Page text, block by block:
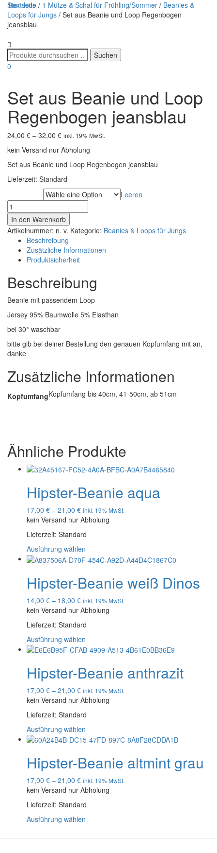
ittex_kids
0
Startseite / 1 Mütze & Schal für Frühling/Sommer / Beanies &
Loops für Jungs / Set aus Beanie und Loop Regenbogen
jeansblau
Set aus Beanie und Loop
Regenbogen jeansblau
24,00 € – 32,00 € inkl. 19% MwSt.
kein Versand nur Abholung
Set aus Beanie und Loop Regenbogen jeansblau
Lieferzeit: Standard
Leeren
Set
aus
Beanie
und
Loop
Regenbogen
jeansblau
In den Warenkorb
Artikelnummer: n. v. Kategorie: Beanies & Loops für Jungs
Beschreibung
Zusätzliche Informationen
Produktsicherheit
Beschreibung
Beanie mit passendem Loop
Jersey 95% Baumwolle 5% Elasthan
bei 30° waschbar
bitte gib bei deiner Bestellung den genauen Kopfumfang mit an,
danke
Zusätzliche Informationen
KopfumfangKopfumfang bis 40cm, 41-50cm, ab 51cm
Ähnliche Produkte
Hipster-Beanie aqua
17,00 € – 21,00 € inkl. 19% MwSt.
kein Versand nur Abholung
Lieferzeit: Standard
Ausführung wählen
Hipster-Beanie weiß Dinos
14,00 € – 18,00 € inkl. 19% MwSt.
kein Versand nur Abholung
Lieferzeit: Standard
Ausführung wählen
Hipster-Beanie anthrazit
17,00 € – 21,00 € inkl. 19% MwSt.
kein Versand nur Abholung
Lieferzeit: Standard
Ausführung wählen
Hipster-Beanie altmint grau
17,00 € – 21,00 € inkl. 19% MwSt.
kein Versand nur Abholung
Lieferzeit: Standard
Ausführung wählen